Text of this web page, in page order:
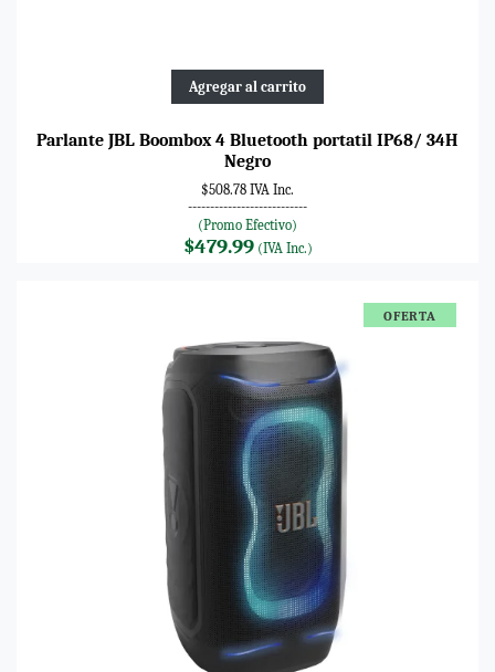
Agregar al carrito
Parlante JBL Boombox 4 Bluetooth portatil IP68/ 34H
Negro
$508.78 IVA Inc.
---------------------------
(Promo Efectivo)
$479.99(IVA Inc.)
OFERTA